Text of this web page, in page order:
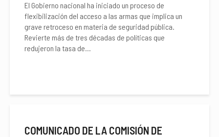
El Gobierno nacional ha iniciado un proceso de
flexibilización del acceso a las armas que implica un
grave retroceso en materia de seguridad pública.
Revierte más de tres décadas de políticas que
redujeron la tasa de...
COMUNICADO DE LA COMISIÓN DE